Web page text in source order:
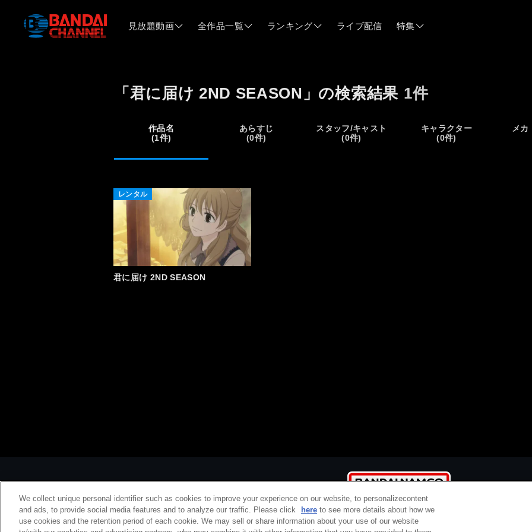
見放題動画 全作品一覧 ランキング ライブ配信 特集
「君に届け 2ND SEASON」の検索結果 1件
作品名
(1件)
あらすじ
(0件)
スタッフ/キャスト
(0件)
キャラクター
(0件)
メカ
レンタル
君に届け 2ND SEASON
We collect unique personal identifier such as cookies to improve your experience on our website, to personalizecontent
and ads, to provide social media features and to analyze our traffic. Please click
here to see more details about how we
use cookies and the retention period of each cookie. We may sell or share information about your use of our website